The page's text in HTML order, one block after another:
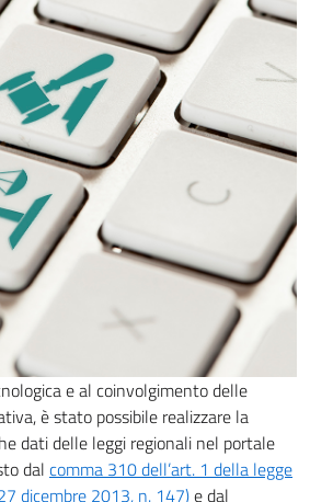
e al coinvolgimento delle
è stato possibile realizzare la
dati delle leggi regionali nel portale
dal comma 310 dell’art. 1 della legge
dicembre 2013, n. 147)e dal